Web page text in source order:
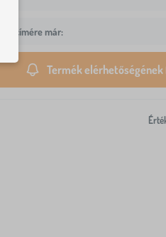
Ön címére már:
Termék